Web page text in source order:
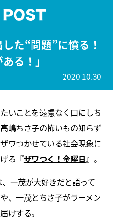
た“問題”に憤る！
る！」
2020.10.30
いことを遠慮なく口にしち
嶋ちさ子の怖いもの知らず
ワつかせている社会現象に
る『ザワつく！金曜日 』。
一茂が大好きだと語って
、一茂とちさ子がラーメン
けする。